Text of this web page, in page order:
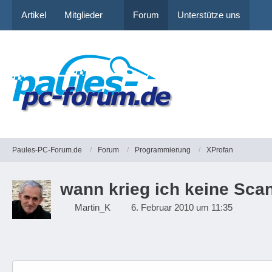
Artikel Mitglieder Forum Unterstütze uns
Paules-PC-Forum.de Forum Programmierung XProfan
wann krieg ich keine
Martin_K 6. Februar 2010 um 11:35